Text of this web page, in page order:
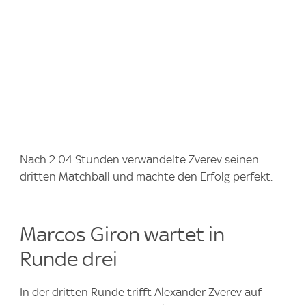
Nach 2:04 Stunden verwandelte Zverev seinen
dritten Matchball und machte den Erfolg perfekt.
Marcos Giron wartet in
Runde drei
In der dritten Runde trifft Alexander Zverev auf